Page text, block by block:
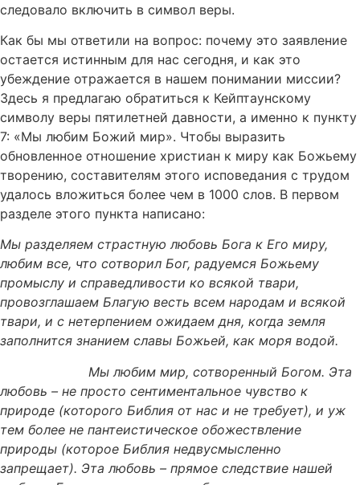
следовало включить в символ веры.
Как бы мы ответили на вопрос: почему это заявление
остается истинным для нас сегодня, и как это
убеждение отражается в нашем понимании миссии?
Здесь я предлагаю обратиться к Кейптаунскому
символу веры пятилетней давности, а именно к пункту
7: «Мы любим Божий мир». Чтобы выразить
обновленное отношение христиан к миру как Божьему
творению, составителям этого исповедания с трудом
удалось вложиться более чем в 1000 слов. В первом
разделе этого пункта написано:
Мы разделяем страстную любовь Бога к Его миру,
любим все, что сотворил Бог, радуемся Божьему
промыслу и справедливости ко всякой твари,
провозглашаем Благую весть всем народам и всякой
твари, и с нетерпением ожидаем дня, когда земля
заполнится знанием славы Божьей, как моря водой.
Мы любим мир, сотворенный Богом. Эта
любовь – не просто сентиментальное чувство к
природе (которого Библия от нас и не требует), и уж
тем более не пантеистическое обожествление
природы (которое Библия недвусмысленно
запрещает). Эта любовь – прямое следствие нашей